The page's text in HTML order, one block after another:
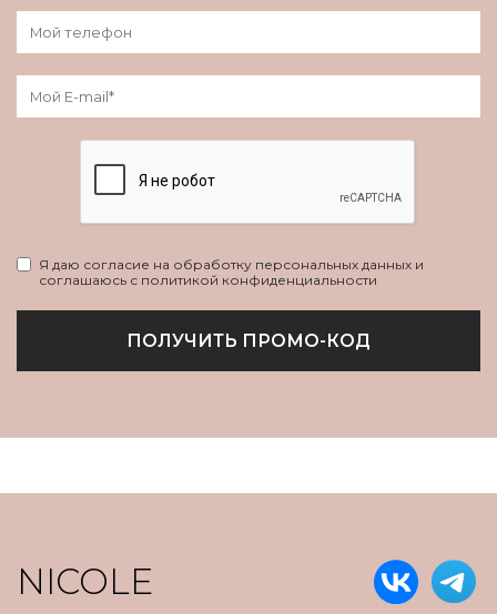
Я даю согласие на обработку персональных данных и
соглашаюсь с политикой конфиденциальности
ПОЛУЧИТЬ ПРОМО-КОД
NICOLE